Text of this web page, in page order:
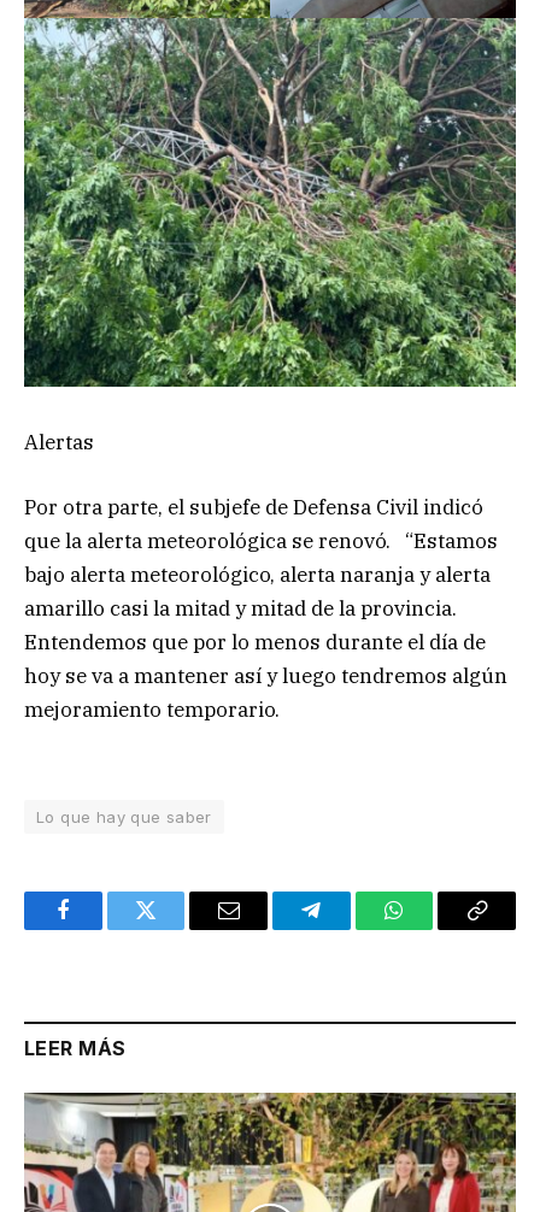
Alertas
Por otra parte, el subjefe de Defensa Civil indicó
que la alerta meteorológica se renovó. “Estamos
bajo alerta meteorológico, alerta naranja y alerta
amarillo casi la mitad y mitad de la provincia.
Entendemos que por lo menos durante el día de
hoy se va a mantener así y luego tendremos algún
mejoramiento temporario.
Lo que hay que saber
FacebookTwitter Email TelegramWhatsAppCopy
LEER MÁS